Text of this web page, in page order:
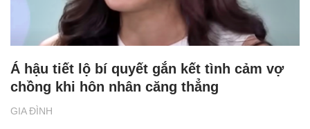
GIA ĐÌNH
Á hậu tiết lộ bí quyết gắn kết tình cảm vợ
chồng khi hôn nhân căng thẳng